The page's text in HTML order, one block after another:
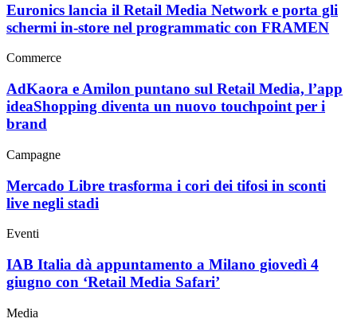
Euronics lancia il Retail Media Network e porta gli
schermi in-store nel programmatic con FRAMEN
Commerce
AdKaora e Amilon puntano sul Retail Media, l’app
ideaShopping diventa un nuovo touchpoint per i
brand
Campagne
Mercado Libre trasforma i cori dei tifosi in sconti
live negli stadi
Eventi
IAB Italia dà appuntamento a Milano giovedì 4
giugno con ‘Retail Media Safari’
Media